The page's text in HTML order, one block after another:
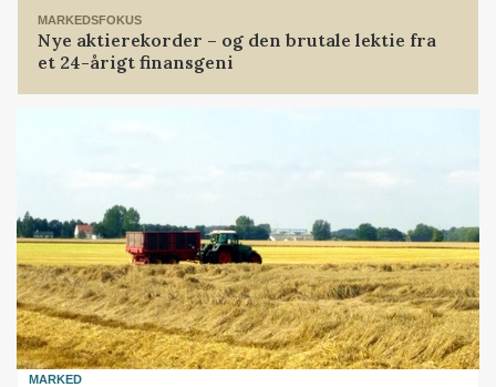
MARKEDSFOKUS
Nye aktierekorder – og den brutale lektie fra
et 24-årigt finansgeni
MARKED